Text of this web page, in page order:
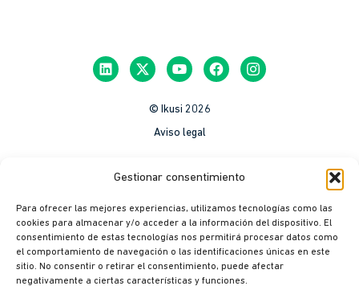
Gestionar consentimiento
Para ofrecer las mejores experiencias, utilizamos tecnologías como las
cookies para almacenar y/o acceder a la información del dispositivo. El
consentimiento de estas tecnologías nos permitirá procesar datos como
el comportamiento de navegación o las identificaciones únicas en este
sitio. No consentir o retirar el consentimiento, puede afectar
negativamente a ciertas características y funciones.
© Ikusi 2026
Aviso legal
Política de Privacidad
México
Colombia